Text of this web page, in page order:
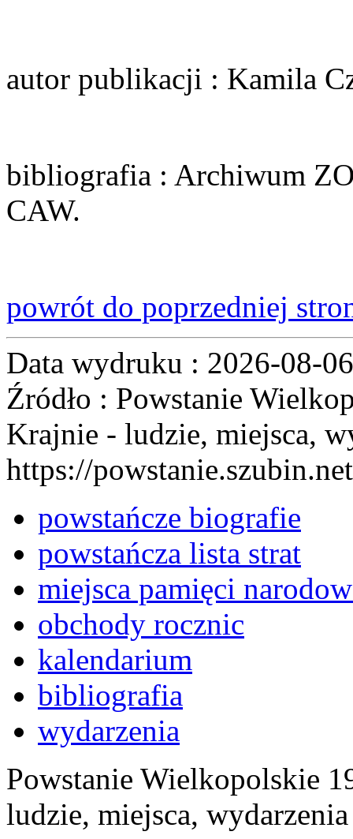
autor publikacji : Kamila
bibliografia : Archiwum
CAW.
powrót do poprzedniej
Data wydruku : 2026-08-06
Źródło : Powstanie
Krajnie - ludzie, miejsca,
https://powstanie.szubin.net
powstańcze biografie
powstańcza lista strat
miejsca pamięci
obchody rocznic
kalendarium
bibliografia
wydarzenia
Powstanie Wielkopolskie
ludzie, miejsca,